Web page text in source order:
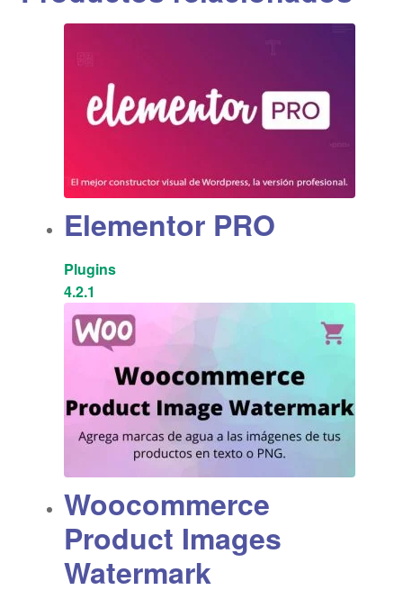
Elementor PRO
Plugins
4.2.1
Woocommerce
Product Images
Watermark